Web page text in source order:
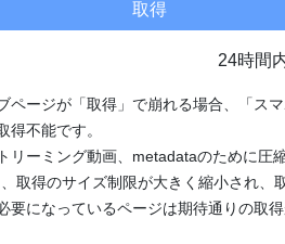
24時間
ページが「取得」で崩れる場合、「ス
得不能です。
リーミング動画、metadataのために圧
取得のサイズ制限が大きく縮小され、
要になっているページは期待通りの取